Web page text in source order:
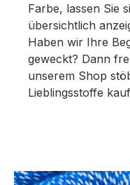
Farbe, lassen Sie
übersichtlich
Haben wir Ihre
geweckt? Dann
unserem Shop
Lieblingsstoffe